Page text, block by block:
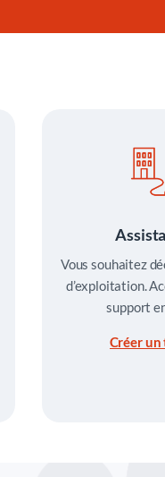
Vous souhaitez
d’exploitation.
support
Créer